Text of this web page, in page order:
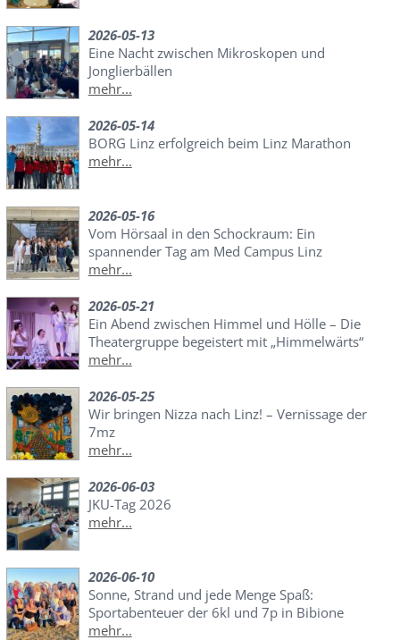
2026-05-13
Eine Nacht zwischen Mikroskopen und
Jonglierbällen
mehr...
2026-05-14
BORG Linz erfolgreich beim Linz Marathon
mehr...
2026-05-16
Vom Hörsaal in den Schockraum: Ein
spannender Tag am Med Campus Linz
mehr...
2026-05-21
Ein Abend zwischen Himmel und Hölle – Die
Theatergruppe begeistert mit „Himmelwärts“
mehr...
2026-05-25
Wir bringen Nizza nach Linz! – Vernissage der
7mz
mehr...
2026-06-03
JKU-Tag 2026
mehr...
2026-06-10
Sonne, Strand und jede Menge Spaß:
Sportabenteuer der 6kl und 7p in Bibione
mehr...